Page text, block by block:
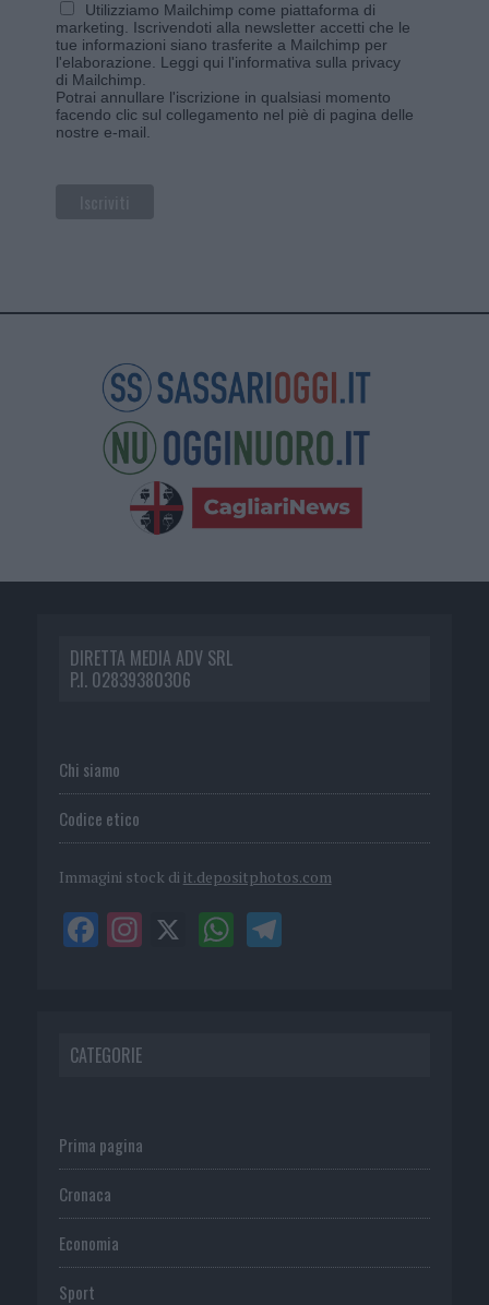
Utilizziamo Mailchimp come piattaforma di
marketing. Iscrivendoti alla newsletter accetti che le
tue informazioni siano trasferite a Mailchimp per
l'elaborazione. Leggi qui l'informativa sulla privacy
di Mailchimp.
Potrai annullare l'iscrizione in qualsiasi momento
facendo clic sul collegamento nel piè di pagina delle
nostre e-mail.
DIRETTA MEDIA ADV SRL
P.I. 02839380306
Chi siamo
Codice etico
Immagini stock di it.depositphotos.com
CATEGORIE
Prima pagina
Cronaca
Economia
Sport